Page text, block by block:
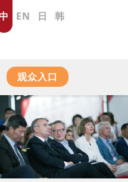
EN 日 韩
观众入口